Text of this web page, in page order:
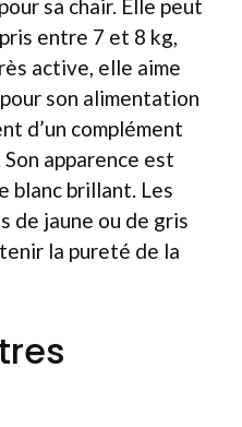
sa chair. Elle peut
entre 7 et 8 kg,
active, elle aime
son alimentation
d’un complément
apparence est
blanc brillant. Les
de jaune ou de gris
la pureté de la